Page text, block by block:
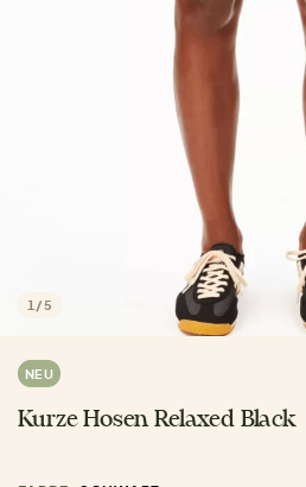
1 /5
NEU
Kurze Hosen Relaxed Black